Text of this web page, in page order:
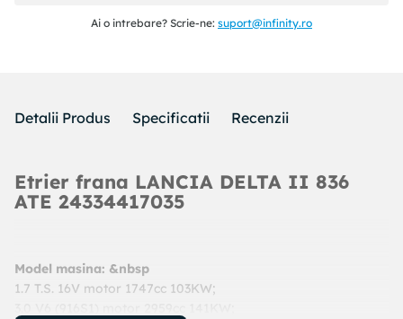
Ai o intrebare? Scrie-ne: suport@infinity.ro
Detalii Produs Specificatii Recenzii
Etrier frana LANCIA DELTA II 836
ATE 24334417035
Model masina: &nbsp
1.7 T.S. 16V motor 1747cc 103KW;